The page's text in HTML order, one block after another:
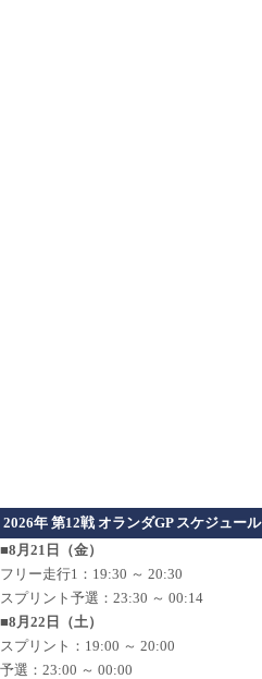
2026年 第12戦 オランダGP スケジュール
■8月21日（金）
フリー走行1：19:30 ～ 20:30
スプリント予選：23:30 ～ 00:14
■8月22日（土）
スプリント：19:00 ～ 20:00
予選：23:00 ～ 00:00